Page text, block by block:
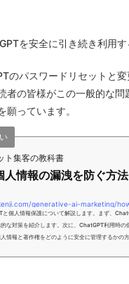
を安全に引き続き利用す
のパスワードリセットと
者の皆様がこの一般的な問
願っています。
ト集客の教科書
情報の漏洩を防ぐ方
個人情報保護について解説します。まず、
な対策を紹介します。次に、ChatGPT利用時の
情報と著作権をどのように安全に管理するかの